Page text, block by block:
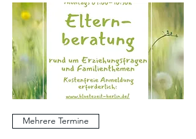
Mehrere Termine